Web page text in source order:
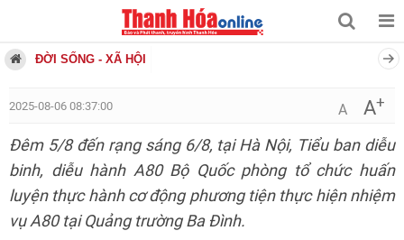
ĐỜI SỐNG - XÃ HỘI
2025-08-06 08:37:00 A A+
Đêm 5/8 đến rạng sáng 6/8, tại Hà Nội, Tiểu ban diễu
binh, diễu hành A80 Bộ Quốc phòng tổ chức huấn
luyện thực hành cơ động phương tiện thực hiện nhiệm
vụ A80 tại Quảng trường Ba Đình.